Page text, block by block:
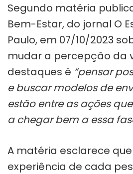
Segundo matéria
Bem-Estar, do jornal O
Paulo, em 07/10/2023
mudar a percepção da
destaques é “pensar
e buscar modelos de
estão entre as ações
a chegar bem a essa
A matéria esclarece
experiência de cada